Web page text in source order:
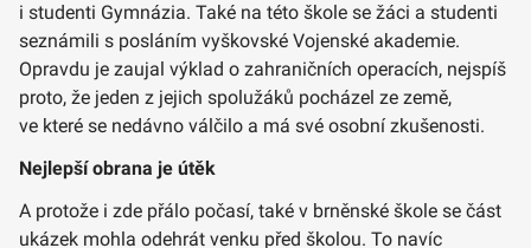
i studenti Gymnázia. Také na této škole se žáci a studenti
seznámili s posláním vyškovské Vojenské akademie.
Opravdu je zaujal výklad o zahraničních operacích, nejspíš
proto, že jeden z jejich spolužáků pocházel ze země,
ve které se nedávno válčilo a má své osobní zkušenosti.
Nejlepší obrana je útěk
A protože i zde přálo počasí, také v brněnské škole se část
ukázek mohla odehrát venku před školou. To navíc